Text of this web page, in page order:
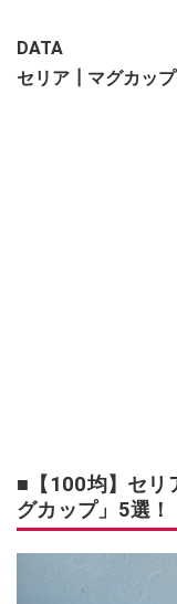
DATA
セリア┃マグカップ
■【100均】セリ
グカップ」5選！